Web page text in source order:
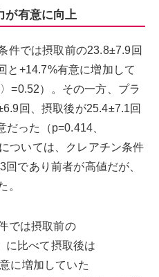
が有意に向上
件では摂取前の23.8±7.9回
と+14.7%有意に増加して
=0.52）。その一方、プラ
回、摂取後が25.4±7.1回
った（p=0.414、
ついては、クレアチン条件
であり前者が高値だが、
。
では摂取前の
に比べて摂取後は
に増加していた